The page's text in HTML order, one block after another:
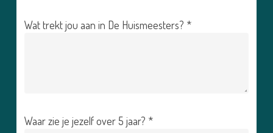
Wat trekt jou aan in De Huismeesters? *
Waar zie je jezelf over 5 jaar? *